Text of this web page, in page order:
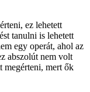
ez lehetett
tanulni is lehetett
egy operát, ahol az
abszolút nem volt
megérteni, mert ők